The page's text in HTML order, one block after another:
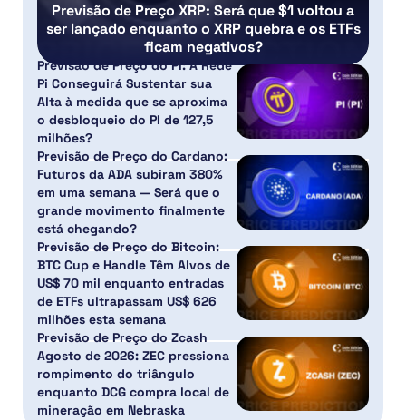
Previsão de Preço XRP: Será que $1 voltou a
ser lançado enquanto o XRP quebra e os ETFs
ficam negativos?
Previsão de Preço do PI: A Rede
Pi Conseguirá Sustentar sua
Alta à medida que se aproxima
o desbloqueio do PI de 127,5
milhões?
Previsão de Preço do Cardano:
Futuros da ADA subiram 380%
em uma semana — Será que o
grande movimento finalmente
está chegando?
Previsão de Preço do Bitcoin:
BTC Cup e Handle Têm Alvos de
US$ 70 mil enquanto entradas
de ETFs ultrapassam US$ 626
milhões esta semana
Previsão de Preço do Zcash
Agosto de 2026: ZEC pressiona
rompimento do triângulo
enquanto DCG compra local de
mineração em Nebraska